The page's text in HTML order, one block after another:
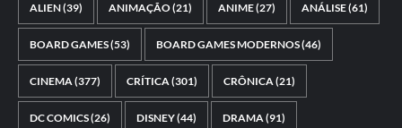
ALIEN(39) ANIMAÇÃO(21) ANIME(27) ANÁLISE(61)
BOARD GAMES(53) BOARD GAMES MODERNOS(46)
CINEMA(377) CRÍTICA(301) CRÔNICA(21)
DC COMICS(26) DISNEY(44) DRAMA(91)